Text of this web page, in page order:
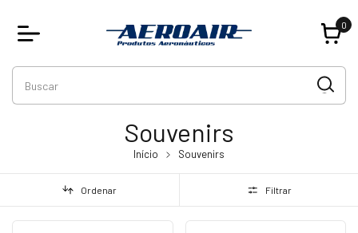
0
Souvenirs
Início Souvenirs
Ordenar Filtrar